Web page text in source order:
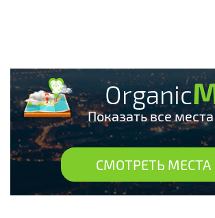
Organic
Показать все
СМОТРЕТЬ МЕСТА